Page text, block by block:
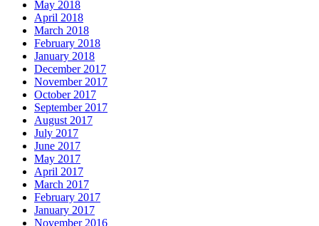
May 2018
April 2018
March 2018
February 2018
January 2018
December 2017
November 2017
October 2017
September 2017
August 2017
July 2017
June 2017
May 2017
April 2017
March 2017
February 2017
January 2017
November 2016